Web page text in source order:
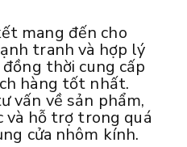
mang đến cho
tranh và hợp lý
thời cung cấp
hàng tốt nhất.
vấn về sản phẩm,
và hỗ trợ trong quá
cửa nhôm kính.